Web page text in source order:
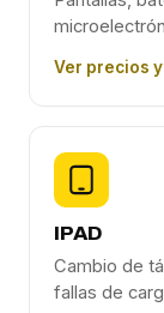
Ver precios
IPAD
Cambio de
fallas de